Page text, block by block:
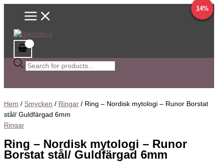
HoppaMain
Sök
efter
Hem / Smycken / Ringar / Ring – Nordisk mytologi – Runor Borstat
stål/ Guldfärgad 6mm
Ringar
Ring – Nordisk mytologi – Runor
Borstat stål/ Guldfärgad 6mm
Det
ursprungliga
var:
Det
Ring
mytologi
Runor
Borstat
Guldfärgad
6mm
mängd
9%
Det
var:
Det
64%
Det
Det
9%
Det
var:
Det
14%
Det
var:
Det